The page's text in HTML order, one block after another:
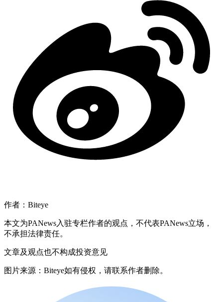
作者：Biteye
本文为PANews入驻专栏作者的观点，不代表PANews立场，
不承担法律责任。
文章及观点也不构成投资意见
图片来源：Biteye如有侵权，请联系作者删除。